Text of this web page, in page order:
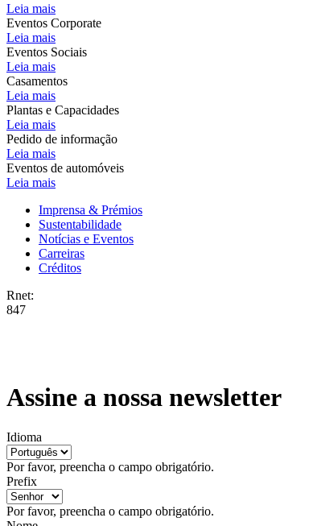
Leia mais
Eventos Corporate
Leia mais
Eventos Sociais
Leia mais
Casamentos
Leia mais
Plantas e Capacidades
Leia mais
Pedido de informação
Leia mais
Eventos de automóveis
Leia mais
Imprensa & Prémios
Sustentabilidade
Notícias e Eventos
Carreiras
Créditos
Rnet:
847
Assine a nossa newsletter
Idioma
Por favor, preencha o campo obrigatório.
Prefix
Por favor, preencha o campo obrigatório.